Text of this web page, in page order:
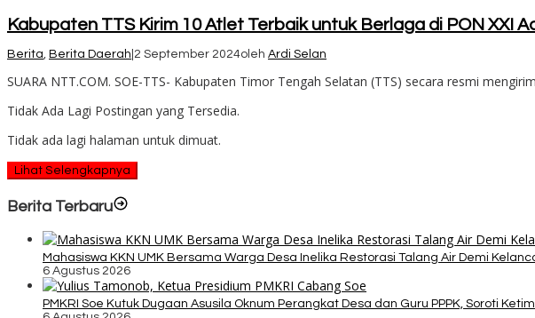
Kabupaten TTS Kirim 10 Atlet Terbaik untuk Berlaga di PON XXI
Berita, Berita Daerah 2 September 2024oleh Ardi Selan
SUARA NTT.COM. SOE-TTS- Kabupaten Timor Tengah Selatan (TTS) secara resmi
Tidak Ada Lagi Postingan yang Tersedia.
Tidak ada lagi halaman untuk dimuat.
Lihat Selengkapnya
Berita Terbaru
Mahasiswa KKN UMK Bersama Warga Desa Inelika Restorasi Talang Air Demi
6 Agustus 2026
PMKRI Soe Kutuk Dugaan Asusila Oknum Perangkat Desa dan Guru PPPK, Soroti